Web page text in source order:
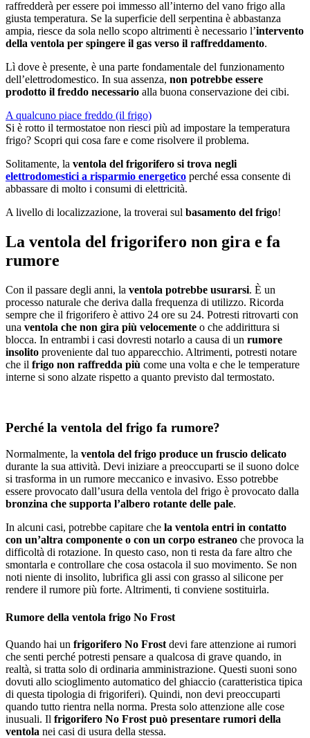
raffredderà per essere poi immesso all’interno del vano frigo alla
giusta temperatura. Se la superficie dell serpentina è abbastanza
ampia, riesce da sola nello scopo altrimenti è necessario l’intervento
della ventola per spingere il gas verso il raffreddamento.
Lì dove è presente, è una parte fondamentale del funzionamento
dell’elettrodomestico. In sua assenza, non potrebbe essere
prodotto il freddo necessario alla buona conservazione dei cibi.
A qualcuno piace freddo (il frigo)
Si è rotto il termostatoe non riesci più ad impostare la temperatura
frigo? Scopri qui cosa fare e come risolvere il problema.
Solitamente, la ventola del frigorifero si trova negli
elettrodomestici a risparmio energetico perché essa consente di
abbassare di molto i consumi di elettricità.
A livello di localizzazione, la troverai sul basamento del frigo!
La ventola del frigorifero non gira e fa
rumore
Con il passare degli anni, la ventola potrebbe usurarsi. È un
processo naturale che deriva dalla frequenza di utilizzo. Ricorda
sempre che il frigorifero è attivo 24 ore su 24. Potresti ritrovarti con
una ventola che non gira più velocemente o che addirittura si
blocca. In entrambi i casi dovresti notarlo a causa di un rumore
insolito proveniente dal tuo apparecchio. Altrimenti, potresti notare
che il frigo non raffredda più come una volta e che le temperature
interne si sono alzate rispetto a quanto previsto dal termostato.
Perché la ventola del frigo fa rumore?
Normalmente, la ventola del frigo produce un fruscio delicato
durante la sua attività. Devi iniziare a preoccuparti se il suono dolce
si trasforma in un rumore meccanico e invasivo. Esso potrebbe
essere provocato dall’usura della ventola del frigo è provocato dalla
bronzina che supporta l’albero rotante delle pale.
In alcuni casi, potrebbe capitare che la ventola entri in contatto
con un’altra componente o con un corpo estraneo che provoca la
difficoltà di rotazione. In questo caso, non ti resta da fare altro che
smontarla e controllare che cosa ostacola il suo movimento. Se non
noti niente di insolito, lubrifica gli assi con grasso al silicone per
rendere il rumore più forte. Altrimenti, ti conviene sostituirla.
Rumore della ventola frigo No Frost
Quando hai un frigorifero No Frost devi fare attenzione ai rumori
che senti perché potresti pensare a qualcosa di grave quando, in
realtà, si tratta solo di ordinaria amministrazione. Questi suoni sono
dovuti allo scioglimento automatico del ghiaccio (caratteristica tipica
di questa tipologia di frigoriferi). Quindi, non devi preoccuparti
quando tutto rientra nella norma. Presta solo attenzione alle cose
inusuali. Il frigorifero No Frost può presentare rumori della
ventola nei casi di usura della stessa.